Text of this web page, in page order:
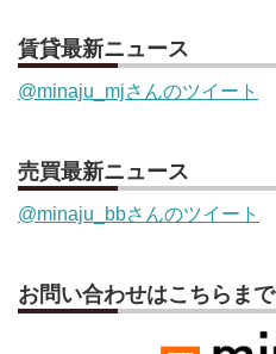
賃貸最新ニュース
@minaju_mjさんのツイート
売買最新ニュース
@minaju_bbさんのツイート
お問い合わせはこちらまで